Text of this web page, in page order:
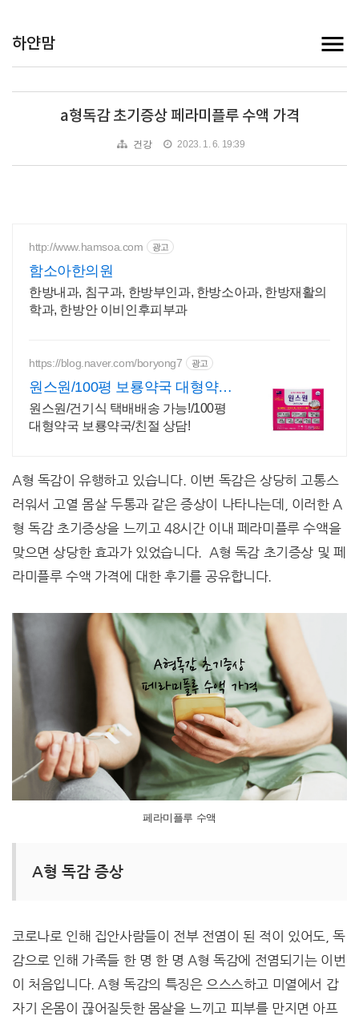
하얀맘
a형독감 초기증상 페라미플루 수액 가격
건강 2023. 1. 6. 19:39
http://www.hamsoa.com 광고
함소아한의원
한방내과, 침구과, 한방부인과, 한방소아과, 한방재활의
학과, 한방안 이비인후피부과
https://blog.naver.com/boryong7 광고
원스원/100평 보룡약국 대형약
국/태릉입구,육사 근처
원스원/건기식 택배배송 가능!/100평
대형약국 보룡약국/친절 상담!
A형 독감이 유행하고 있습니다. 이번 독감은 상당히 고통스
러워서 고열 몸살 두통과 같은 증상이 나타나는데, 이러한 A
형 독감 초기증상을 느끼고 48시간 이내 페라미플루 수액을
맞으면 상당한 효과가 있었습니다. A형 독감 초기증상 및 페
라미플루 수액 가격에 대한 후기를 공유합니다.
페라미플루 수액
A형 독감 증상
코로나로 인해 집안사람들이 전부 전염이 된 적이 있어도, 독
감으로 인해 가족들 한 명 한 명 A형 독감에 전염되기는 이번
이 처음입니다. A형 독감의 특징은 으스스하고 미열에서 갑
자기 온몸이 끊어질듯한 몸살을 느끼고 피부를 만지면 아프